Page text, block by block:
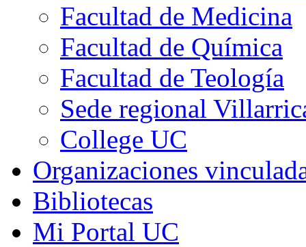
Facultad de Medicina
Facultad de Química
Facultad de Teología
Sede regional
College UC
Organizaciones
Bibliotecas
Mi Portal UC